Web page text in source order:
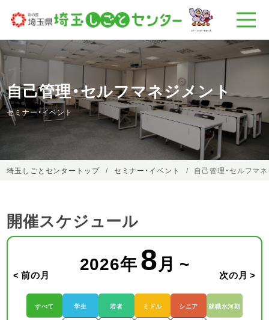
自己管理・セルフマネジメント
セミナー・イベント
埼玉しごとセンタートップ セミナー・イベント 自己管理・セルフマ
開催スケジュール
< 前の月 次の月 >
すべて 学生 若者 ミドル シニア 就職氷河期
2026年8月 ~